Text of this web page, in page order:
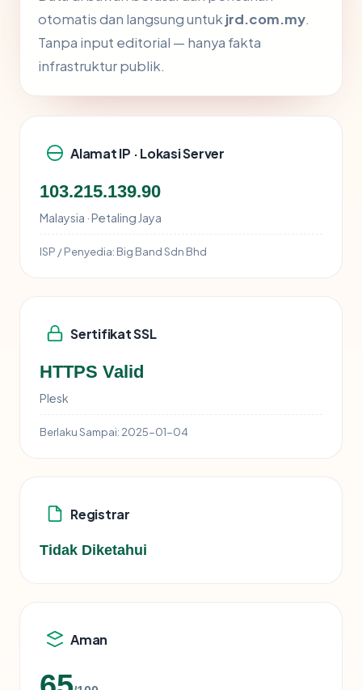
otomatis dan langsung untukjrd.com.my.
Tanpa input editorial — hanya fakta
infrastruktur publik.
Alamat IP · Lokasi Server
103.215.139.90
Malaysia · Petaling Jaya
ISP / Penyedia: Big Band Sdn Bhd
Sertifikat SSL
HTTPS Valid
Plesk
Berlaku Sampai: 2025-01-04
Registrar
Tidak Diketahui
Aman